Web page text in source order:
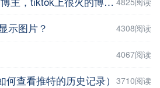
示图片？ 4308阅读
4067阅读
查看推特的历史记录） 3710阅读